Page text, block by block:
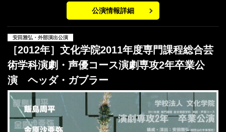
公演情報詳細
安田雅弘・外部演出公演
［2012年］文化学院2011年度専門課程総合芸
術学科演劇・声優コース演劇専攻2年卒業公
演 ヘッダ・ガブラー